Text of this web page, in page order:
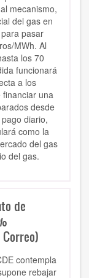
mecanismo,
del gas en
pasar
MWh. Al
los 70
funcionará
a los
una
desde
diario,
como la
del gas
del gas.
de
contempla
rebajar